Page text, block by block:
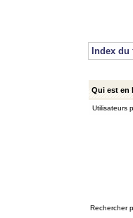
Index du
Qui est en
Utilisateurs
Rechercher